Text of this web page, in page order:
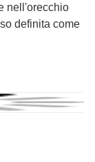
nell'orecchio
definita come